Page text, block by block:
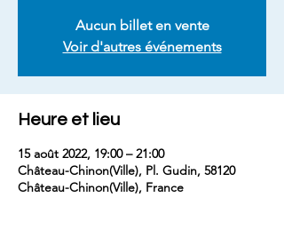
Aucun billet en vente
Voir d'autres événements
Heure et lieu
15 août 2022, 19:00 – 21:00
Château-Chinon(Ville), Pl. Gudin, 58120
Château-Chinon(Ville), France